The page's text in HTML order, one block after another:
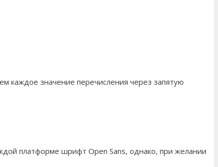
каждое значение перечисления через запятую
платформе шрифт Open Sans, однако, при желании